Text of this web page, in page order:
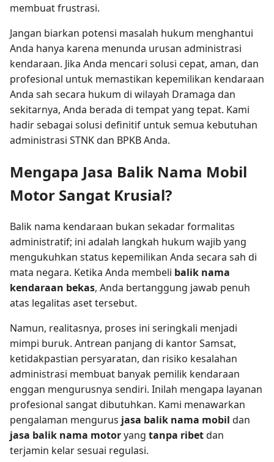
membuat frustrasi.
Jangan biarkan potensi masalah hukum menghantui
Anda hanya karena menunda urusan administrasi
kendaraan. Jika Anda mencari solusi cepat, aman, dan
profesional untuk memastikan kepemilikan kendaraan
Anda sah secara hukum di wilayah Dramaga dan
sekitarnya, Anda berada di tempat yang tepat. Kami
hadir sebagai solusi definitif untuk semua kebutuhan
administrasi STNK dan BPKB Anda.
Mengapa Jasa Balik Nama Mobil
Motor Sangat Krusial?
Balik nama kendaraan bukan sekadar formalitas
administratif; ini adalah langkah hukum wajib yang
mengukuhkan status kepemilikan Anda secara sah di
mata negara. Ketika Anda membeli balik nama
kendaraan bekas, Anda bertanggung jawab penuh
atas legalitas aset tersebut.
Namun, realitasnya, proses ini seringkali menjadi
mimpi buruk. Antrean panjang di kantor Samsat,
ketidakpastian persyaratan, dan risiko kesalahan
administrasi membuat banyak pemilik kendaraan
enggan mengurusnya sendiri. Inilah mengapa layanan
profesional sangat dibutuhkan. Kami menawarkan
pengalaman mengurus jasa balik nama mobil dan
jasa balik nama motoryang tanpa ribetdan
terjamin kelar sesuai regulasi.